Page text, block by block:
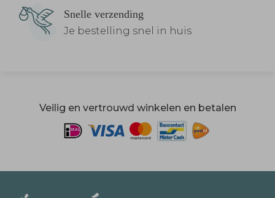
Snelle verzending
Je bestelling snel in huis
Veilig en vertrouwd winkelen en betalen